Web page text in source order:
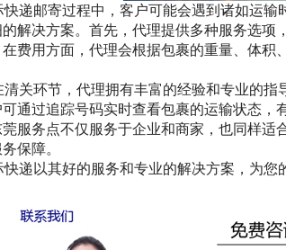
递邮寄过程中，客户可能会遇到诸如运
解决方案。首先，代理提供多种服务选
费用方面，代理会根据包裹的重量、体
关环节，代理拥有丰富的经验和专业的
通过追踪号码实时查看包裹的运输状态，
服务点不仅服务于企业和商家，也同样适
保障。
递以其好的服务和专业的解决方案，为